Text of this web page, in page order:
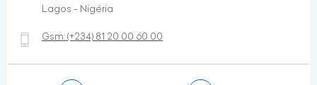
Lagos - Nigéria
Gsm:(+234) 81 20 00 60 00